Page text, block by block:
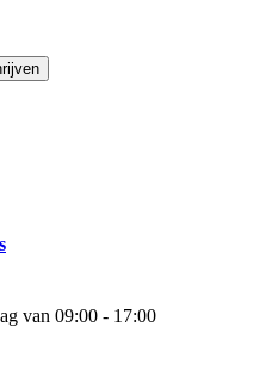
van 09:00 - 17:00